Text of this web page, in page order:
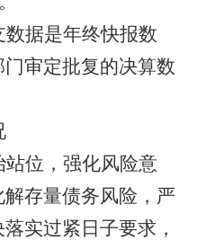
数据是年终快报数
审定批复的决算数
位， 强化风险意
存量债务风险，严
实过紧日子要求，